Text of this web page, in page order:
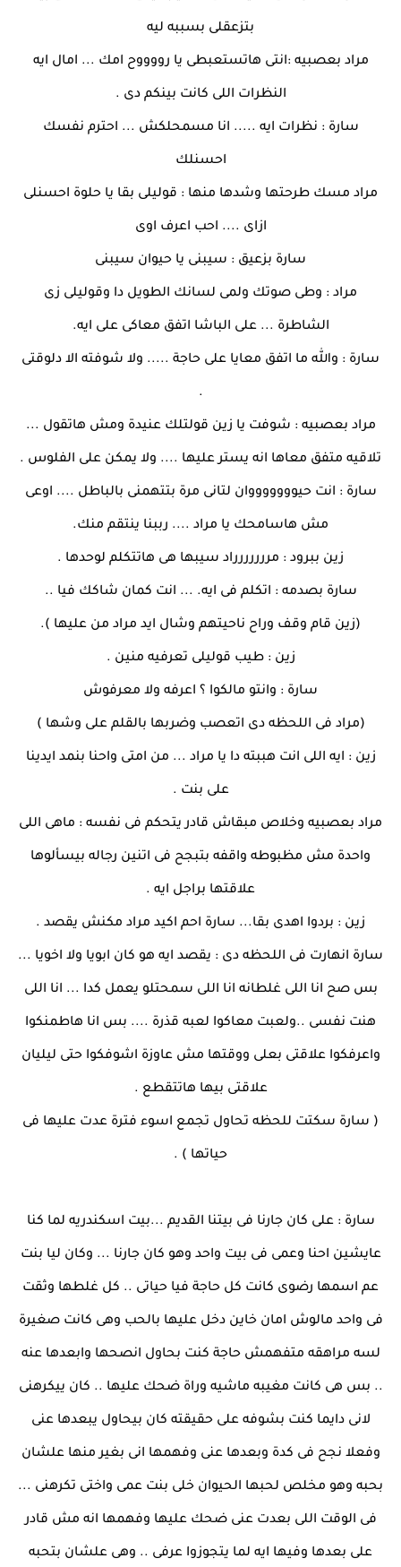
بتزعقلى بسببه ليه
مراد بعصبيه :انتى هاتستعبطى يا رووووح امك ... امال ايه
النظرات اللى كانت بينكم دى .
سارة : نظرات ايه ..... انا مسمحلكش ... احترم نفسك
احسنلك
مراد مسك طرحتها وشدها منها : قوليلى بقا يا حلوة احسنلى
ازاى .... احب اعرف اوى
سارة بزعيق : سيبنى يا حيوان سيبنى
مراد : وطى صوتك ولمى لسانك الطويل دا وقوليلى زى
الشاطرة ... على الباشا اتفق معاكى على ايه.
سارة : والله ما اتفق معايا على حاجة ..... ولا شوفته الا دلوقتى
.
مراد بعصبيه : شوفت يا زين قولتلك عنيدة ومش هاتقول ...
تلاقيه متفق معاها انه يستر عليها .... ولا يمكن على الفلوس .
سارة : انت حيوووووووان لتانى مرة بتتهمنى بالباطل .... اوعى
مش هاسامحك يا مراد .... رببنا ينتقم منك.
زين ببرود : مررررررراد سيبها هى هاتتكلم لوحدها .
سارة بصدمه : اتكلم فى ايه. ... انت كمان شاكك فيا ..
(زين قام وقف وراح ناحيتهم وشال ايد مراد من عليها ).
زين : طيب قوليلى تعرفيه منين .
سارة : وانتو مالكوا ؟ اعرفه ولا معرفوش
(مراد فى اللحظه دى اتعصب وضربها بالقلم على وشها )
زين : ايه اللى انت هببته دا يا مراد ... من امتى واحنا بنمد ايدينا
على بنت .
مراد بعصبيه وخلاص مبقاش قادر يتحكم فى نفسه : ماهى اللى
واحدة مش مظبوطه واقفه بتبجح فى اتنين رجاله بيسألوها
علاقتها براجل ايه .
زين : بردوا اهدى بقا... سارة احم اكيد مراد مكنش يقصد .
سارة انهارت فى اللحظه دى : يقصد ايه هو كان ابويا ولا اخويا ...
بس صح انا اللى غلطانه انا اللى سمحتلو يعمل كدا ... انا اللى
هنت نفسى ..ولعبت معاكوا لعبه قذرة .... بس انا هاطمنكوا
واعرفكوا علاقتى بعلى ووقتها مش عاوزة اشوفكوا حتى ليليان
علاقتى بيها هاتتقطع .
( سارة سكتت للحظه تحاول تجمع اسوء فترة عدت عليها فى
حياتها ) .
سارة : على كان جارنا فى بيتنا القديم ...بيت اسكندريه لما كنا
عايشين احنا وعمى فى بيت واحد وهو كان جارنا ... وكان ليا بنت
عم اسمها رضوى كانت كل حاجة فيا حياتى .. كل غلطها وثقت
فى واحد مالوش امان خاين دخل عليها بالحب وهى كانت صغيرة
لسه مراهقه متفهمش حاجة كنت بحاول انصحها وابعدها عنه
.. بس هى كانت مغيبه ماشيه وراة ضحك عليها .. كان ييكرهنى
لانى دايما كنت بشوفه على حقيقته كان بيحاول يبعدها عنى
وفعلا نجح فى كدة وبعدها عنى وفهمها انى بغير منها علشان
بحبه وهو مخلص لحبها الحيوان خلى بنت عمى واختى تكرهنى ...
فى الوقت اللى بعدت عنى ضحك عليها وفهمها انه مش قادر
على بعدها وفيها ايه لما يتجوزوا عرفى .. وهى علشان بتحبه